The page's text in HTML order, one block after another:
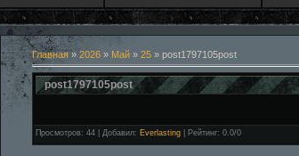
Главная» 2026 » Май » 25 » post1797105post
post1797105post
Просмотров: 44 Добавил: Everlasting Рейтинг: 0.0/0